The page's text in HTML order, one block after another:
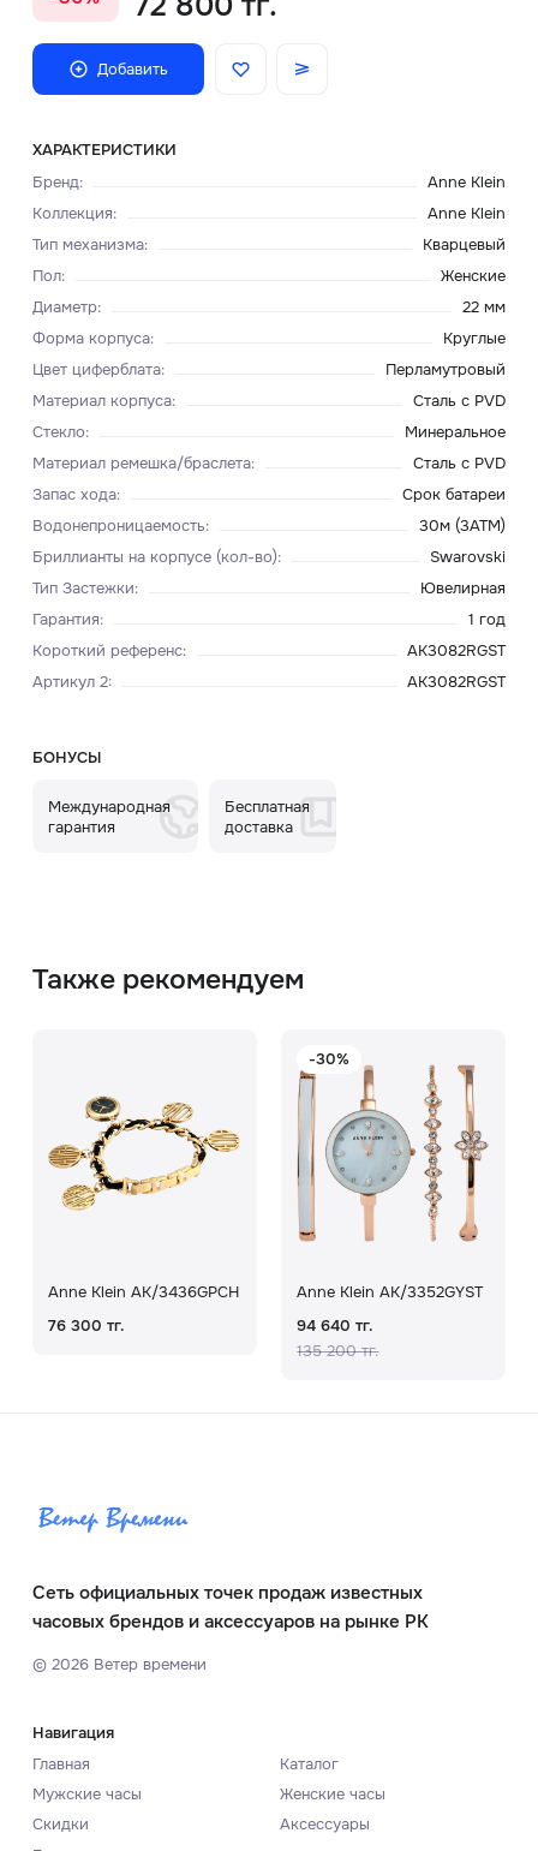
Добавить
ХАРАКТЕРИСТИКИ
Бренд:
Anne Klein
Коллекция:
Anne Klein
Тип механизма:
Кварцевый
Пол:
Женские
Диаметр:
22 мм
Форма корпуса:
Круглые
Цвет циферблата:
Перламутровый
Материал корпуса:
Сталь с PVD
Стекло:
Минеральное
Материал ремешка/браслета:
Сталь с PVD
Запас хода:
Срок батареи
Водонепроницаемость:
30м (3ATM)
Бриллианты на корпусе (кол-во):
Swarovski
Тип Застежки:
Ювелирная
Гарантия:
1 год
Короткий референс:
AK3082RGST
Артикул 2: AK3082RGST
БОНУСЫ
Международная
гарантия
Бесплатная
доставка
Также рекомендуем
Anne Klein AK/3436GPCH
76 300 тг.
-30%
Anne Klein AK/3352GYST
94 640 тг.
135 200 тг.
Сеть официальных точек продаж известных
часовых брендов и аксессуаров на рынке РК
© 2026Ветер времени
Навигация
Главная
Каталог
Мужские часы
Женские часы
Скидки
Аксессуары
Блог